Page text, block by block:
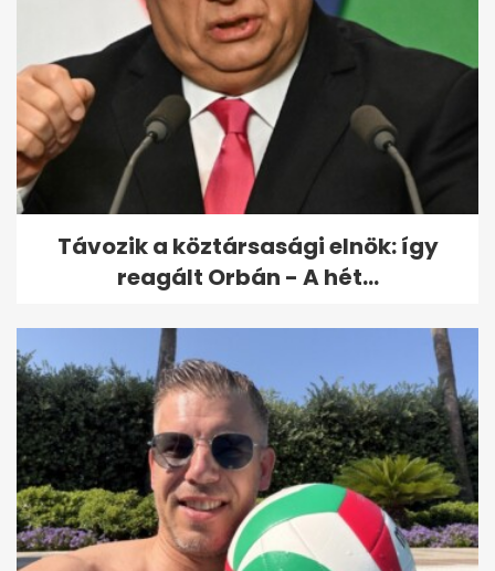
Távozik a köztársasági elnök: így
reagált Orbán - A hét...